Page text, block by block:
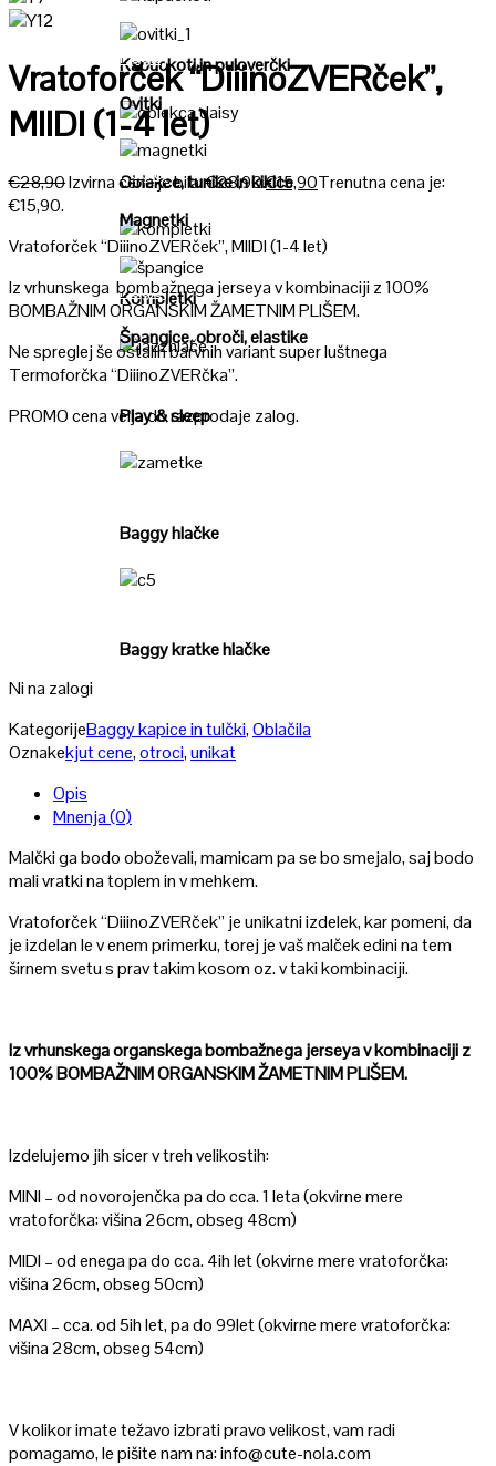
Poglej
Kapuckoti in puloverčki
Poglej
Oblekce, tunike in kiklce
Poglej
Kompletki
Poglej
Play & sleep
Baggy hlačke
Baggy kratke hlačke
Poglej
Ovitki
Poglej
Magnetki
Poglej
Špangice, obroči, elastike
Vratoforček “DiiinoZVERček”,
MIIDI (1-4 let)
€28,90Izvirna cena je bila: €28,90.€15,90Trenutna cena je:
€15,90.
Vratoforček “DiiinoZVERček”, MIIDI (1-4 let)
Iz vrhunskega bombažnega jerseya v kombinaciji z 100%
BOMBAŽNIM ORGANSKIM ŽAMETNIM PLIŠEM.
Ne spreglej še ostalih barvnih variant super luštnega
Termoforčka “DiiinoZVERčka”.
PROMO cena velja do razprodaje zalog.
Ni na zalogi
KategorijeBaggy kapice in tulčki,Oblačila
Oznakekjut cene,otroci,unikat
Opis
Mnenja (0)
Malčki ga bodo oboževali, mamicam pa se bo smejalo, saj bodo
mali vratki na toplem in v mehkem.
Vratoforček “DiiinoZVERček” je unikatni izdelek, kar pomeni, da
je izdelan le v enem primerku, torej je vaš malček edini na tem
širnem svetu s prav takim kosom oz. v taki kombinaciji.
Iz vrhunskega organskega bombažnega jerseya v kombinaciji z
100% BOMBAŽNIM ORGANSKIM ŽAMETNIM PLIŠEM.
Izdelujemo jih sicer v treh velikostih:
MINI – od novorojenčka pa do cca. 1 leta (okvirne mere
vratoforčka: višina 26cm, obseg 48cm)
MIDI – od enega pa do cca. 4ih let (okvirne mere vratoforčka:
višina 26cm, obseg 50cm)
MAXI – cca. od 5ih let, pa do 99let (okvirne mere vratoforčka:
višina 28cm, obseg 54cm)
V kolikor imate težavo izbrati pravo velikost, vam radi
pomagamo, le pišite nam na: info@cute-nola.com